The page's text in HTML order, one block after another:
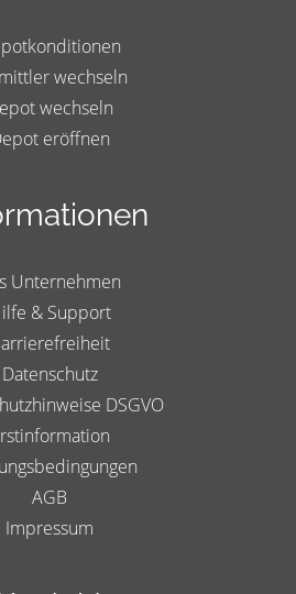
wechseln
wechseln
eröffnen
Unternehmen
& Support
Datenschutz
DSGVO
AGB
Impressum